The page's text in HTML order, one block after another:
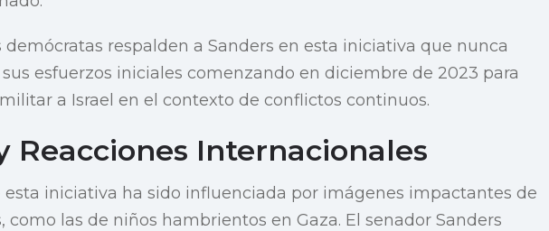
demócratas respalden a Sanders en esta iniciativa que nunca
esfuerzos iniciales comenzando en diciembre de 2023 para
a Israel en el contexto de conflictos continuos.
Reacciones Internacionales
esta iniciativa ha sido influenciada por imágenes impactantes de
como las de niños hambrientos en Gaza. El senador Sanders